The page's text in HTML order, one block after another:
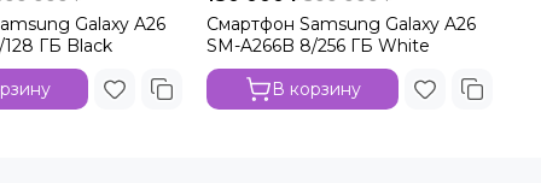
Galaxy A26
128 ГБ Black
Смартфон Samsung Galaxy A26
SM-A266B 8/256 ГБ White
В корзину